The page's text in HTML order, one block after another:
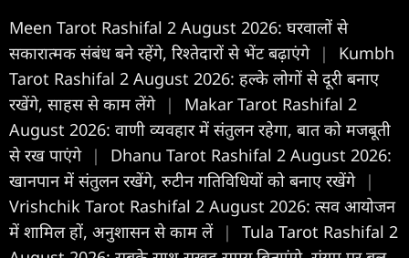
Meen Tarot Rashifal 2 August 2026: घरवालों से
सकारात्मक संबंध बने रहेंगे, रिश्तेदारों से भेंट बढ़ाएंगे |
Kumbh
Tarot Rashifal 2 August 2026: हल्के लोगों से दूरी बनाए
रखेंगे, साहस से काम लेंगे |
Makar Tarot Rashifal 2
August 2026: वाणी व्यवहार में संतुलन रहेगा, बात को मजबूती
से रख पाएंगे |
Dhanu Tarot Rashifal 2 August 2026:
खानपान में संतुलन रखेंगे, रुटीन गतिविधियों को बनाए रखेंगे |
Vrishchik Tarot Rashifal 2 August 2026: त्सव आयोजन
में शामिल हों, अनुशासन से काम लें |
Tula Tarot Rashifal 2